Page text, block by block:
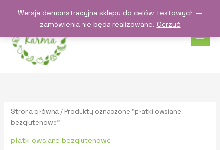
Wersja demonstracyjna sklepu do celów testowych —
zamówienia nie będą realizowane. Odrzuć
Strona główna / Produkty oznaczone “płatki owsiane
bezglutenowe”
płatki owsiane bezglutenowe